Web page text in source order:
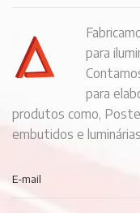
para
para
produtos como,
embutidos e
E-mail